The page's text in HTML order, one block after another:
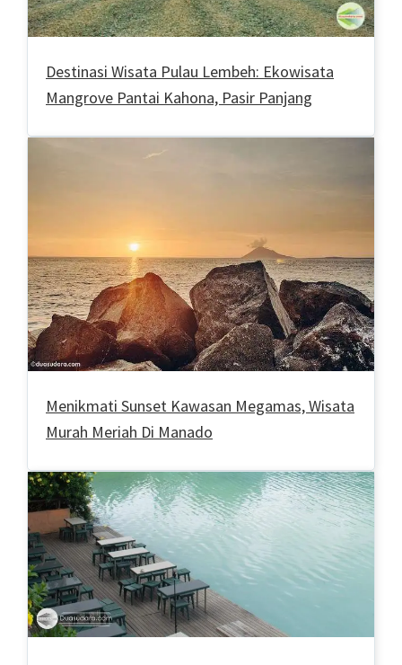
Destinasi Wisata Pulau Lembeh: Ekowisata
Mangrove Pantai Kahona, Pasir Panjang
Menikmati Sunset Kawasan Megamas, Wisata
Murah Meriah Di Manado